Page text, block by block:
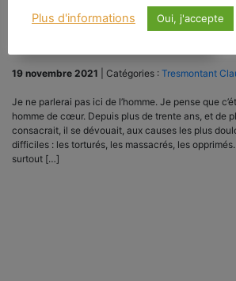
19 novembre 2021 Catégories : Tresmontant
Je ne parlerai pas ici de l’homme. Je pense que
homme de cœur. Depuis plus de trente ans, et de
consacrait, il se dévouait, aux causes les plus
difficiles : les torturés, les massacrés, les
surtout […]
Plus d'informations Oui, j'accepte